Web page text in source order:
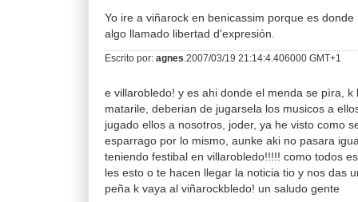
Yo ire a viñarock en benicassim porque es
algo llamado libertad d'expresión.
Escrito por: agnes .2007/03/19 21:14:4.406000 GMT+1
e villarobledo! y es ahi donde el menda se pìra, k
matarile, deberian de jugarsela los musicos a
jugado ellos a nosotros, joder, ya he visto como
esparrago por lo mismo, aunke aki no pasara
teniendo festibal en villarobledo!!!!! como todos
les esto o te hacen llegar la noticia tio y nos das
peña k vaya al viñarockbledo! un saludo gente